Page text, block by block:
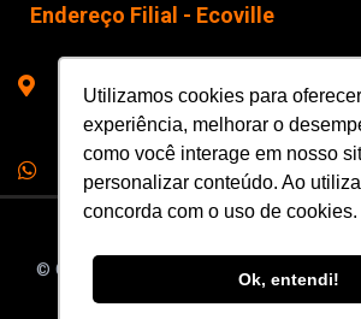
Utilizamos cookies para
experiência, melhorar o
como você interage em nosso
personalizar conteúdo. Ao
concorda com o uso de cookies.
Ok, entendi!
Endereço Filial - Ecoville
Ecoville | Curitiba - PR
(41) 3088-0180
© Copyright Escola de Música 180bpm –
Reservados